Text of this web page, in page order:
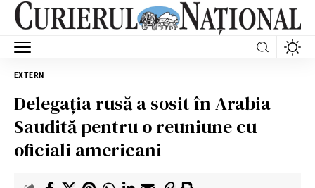
EXTERN
Delegaţia rusă a sosit în Arabia
Saudită pentru o reuniune cu
oficiali americani